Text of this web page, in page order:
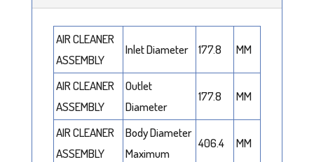
AIR CLEANER
ASSEMBLY
Inlet Diameter 177.8 MM
AIR CLEANER
ASSEMBLY
Outlet
Diameter
177.8 MM
AIR CLEANER
ASSEMBLY
Body Diameter
Maximum
406.4 MM